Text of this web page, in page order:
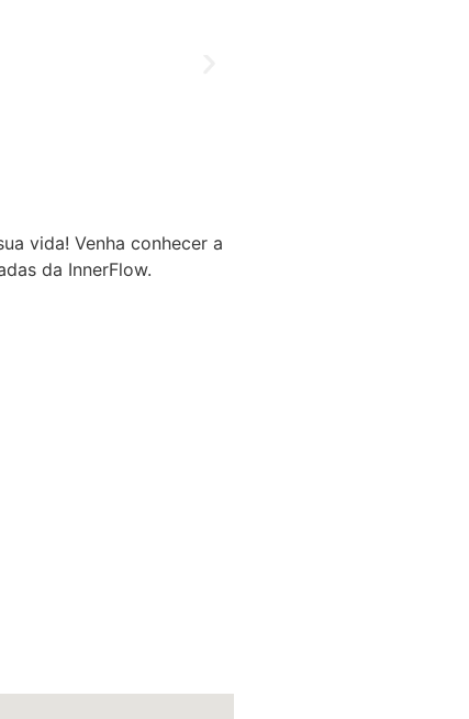
vida! Venha conhecer a
da InnerFlow.